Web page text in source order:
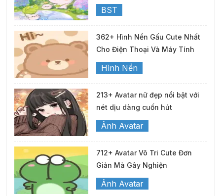
BST
362+ Hình Nền Gấu Cute Nhất
Cho Điện Thoại Và Máy Tính
Hình Nền
213+ Avatar nữ đẹp nổi bật với
nét dịu dàng cuốn hút
Ảnh Avatar
712+ Avatar Vô Tri Cute Đơn
Giản Mà Gây Nghiện
Ảnh Avatar